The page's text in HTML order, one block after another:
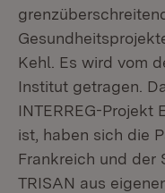
Kehl. Es wird vom
Institut getragen.
INTERREG-Projekt
ist, haben sich die
Frankreich und der
TRISAN aus